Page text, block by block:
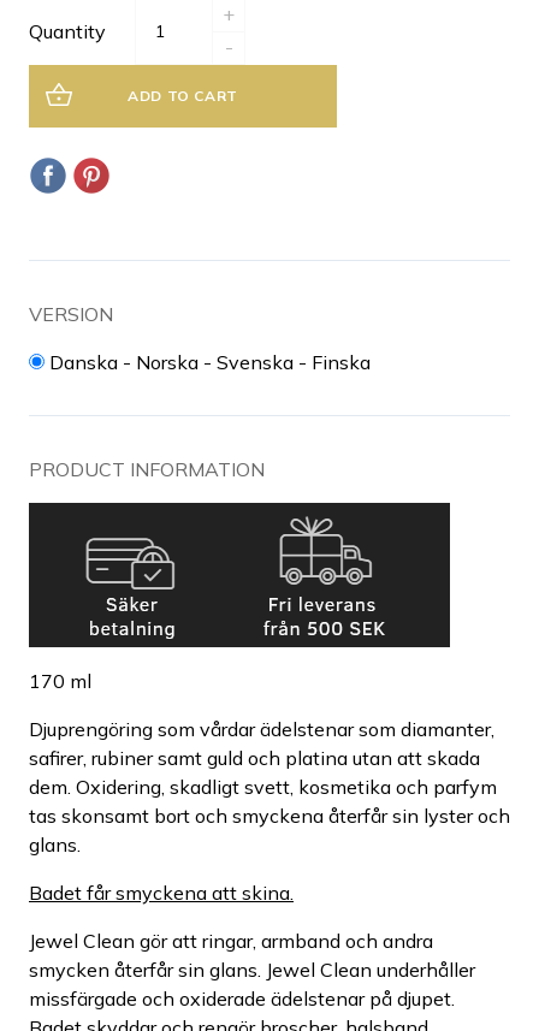
Quantity
+
-
ADD TO CART
VERSION
Danska - Norska - Svenska - Finska
PRODUCT INFORMATION
170 ml
Djuprengöring som vårdar ädelstenar som diamanter,
safirer, rubiner samt guld och platina utan att skada
dem. Oxidering, skadligt svett, kosmetika och parfym
tas skonsamt bort och smyckena återfår sin lyster och
glans.
Badet får smyckena att skina.
Jewel Clean gör att ringar, armband och andra
smycken återfår sin glans. Jewel Clean underhåller
missfärgade och oxiderade ädelstenar på djupet.